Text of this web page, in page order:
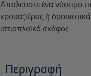
Απολαύστε ένα νόστιμο
κρουαζιέρας ή
ιστιοπλοϊκό σκάφος
Περιγραφή